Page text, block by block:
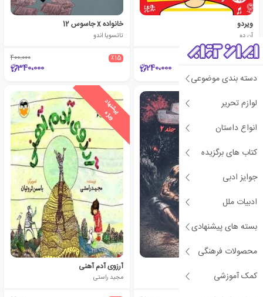
دسته بندی موضوعی
لوازم تحریر
انواع داستان
کتاب های برگزیده
جوایز ادبی
ادبیات ملل
بسته های پیشنهادی
محصولات فرهنگی
کمک آموزشی
ویردو
آن دو
240،000
خانواده‌ x جاسوس 12
تاتسویا اندو
٪15 400،000
340،000
کنتارو میورا
پ
ی
ش
ن
ه
ا
د
و
ی
ژ
ه
آرزوی آدم آهنی
مجید راستی